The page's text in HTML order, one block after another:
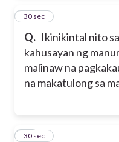
Q. Ikinikintal nito
kahusayan ng
malinaw na
na makatulong sa
14
30 sec
15
30 sec